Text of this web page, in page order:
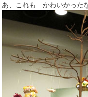
あ、これも かわいかった